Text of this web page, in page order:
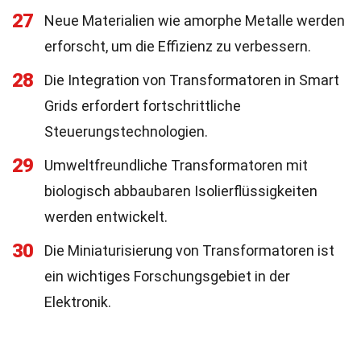
27
Neue Materialien wie amorphe Metalle werden
erforscht, um die Effizienz zu verbessern.
28
Die Integration von Transformatoren in Smart
Grids erfordert fortschrittliche
Steuerungstechnologien.
29
Umweltfreundliche Transformatoren mit
biologisch abbaubaren Isolierflüssigkeiten
werden entwickelt.
30
Die Miniaturisierung von Transformatoren ist
ein wichtiges Forschungsgebiet in der
Elektronik.